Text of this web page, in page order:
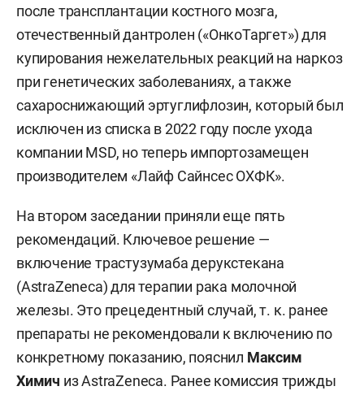
после трансплантации костного мозга,
отечественный дантролен («ОнкоТаргет») для
купирования нежелательных реакций на наркоз
при генетических заболеваниях, а также
сахароснижающий эртуглифлозин, который был
исключен из списка в 2022 году после ухода
компании MSD, но теперь импортозамещен
производителем «Лайф Сайнсес ОХФК».
На втором заседании приняли еще пять
рекомендаций. Ключевое решение —
включение трастузумаба дерукстекана
(AstraZeneca) для терапии рака молочной
железы. Это прецедентный случай, т. к. ранее
препараты не рекомендовали к включению по
конкретному показанию, пояснил Максим
Химич из AstraZeneca. Ранее комиссия трижды